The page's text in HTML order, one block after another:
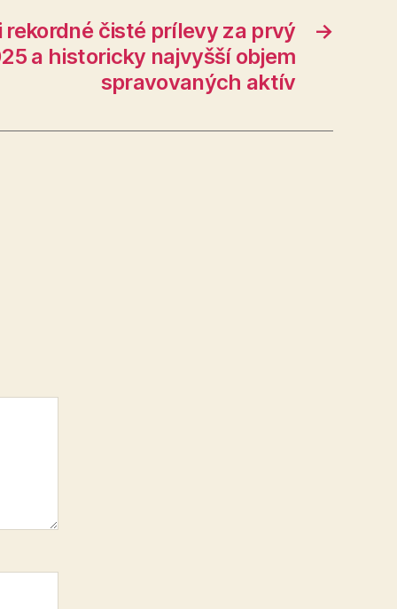
→
rekordné čisté prílevy za prvý
a historicky najvyšší objem
spravovaných aktív